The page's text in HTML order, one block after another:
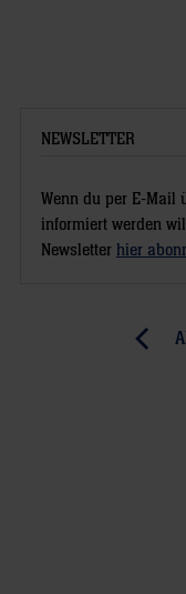
NEWSLETTER
Wenn du per E-Mail
informiert werden
Newsletter hier